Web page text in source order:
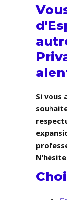
Si vous